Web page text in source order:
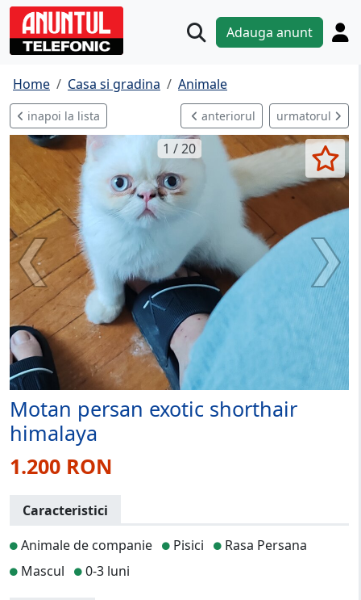
Adauga anunt
Home Casa si gradina Animale
inapoi la lista anteriorul urmatorul
1 / 20
Motan persan exotic shorthair
himalaya
1.200 RON
Caracteristici
Animale de companie
Pisici
Rasa Persana
Mascul
0-3 luni